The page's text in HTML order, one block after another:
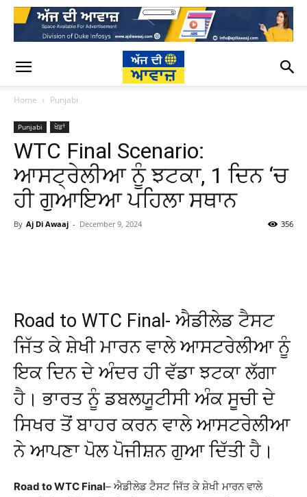
Home Punjabi
Punjabi ਖੇਡਾਂ
WTC Final Scenario:
ਆਸਟ੍ਰੇਲੀਆ ਨੂੰ ਝਟਕਾ, 1 ਦਿਨ ‘ਚ
ਹੀ ਗੁਆਇਆ ਪਹਿਲਾ ਸਥਾਨ
By Aj Di Awaaj - December 9, 2024 356
Road to WTC Final- ਐਡੀਲੇਡ ਟੈਸਟ
ਜਿੱਤ ਕੇ ਸ਼ੇਖੀ ਮਾਰਨ ਵਾਲੇ ਆਸਟਰੇਲੀਆ ਨੂੰ
ਇਕ ਦਿਨ ਦੇ ਅੰਦਰ ਹੀ ਵੱਡਾ ਝਟਕਾ ਲੱਗਾ
ਹੈ। ਭਾਰਤ ਨੂੰ ਡਬਲਯੂਟੀਸੀ ਅੰਕ ਸੂਚੀ ਦੇ
ਸਿਖਰ ਤੋਂ ਬਾਹਰ ਕਰਨ ਵਾਲੇ ਆਸਟਰੇਲੀਆ
ਨੇ ਆਪਣਾ ਪੋਲ ਪੋਜੀਸ਼ਨ ਗੁਆ ​​ਦਿੱਤੀ ਹੈ।
Road to WTC Final– ਐਡੀਲੇਡ ਟੈਸਟ ਜਿੱਤ ਕੇ ਸ਼ੇਖੀ ਮਾਰਨ ਵਾਲੇ